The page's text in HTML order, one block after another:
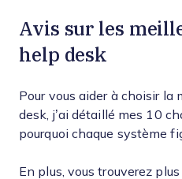
Avis sur les
help desk
Pour vous aider à choisir la
desk, j’ai détaillé mes 10
pourquoi chaque système
En plus, vous trouverez